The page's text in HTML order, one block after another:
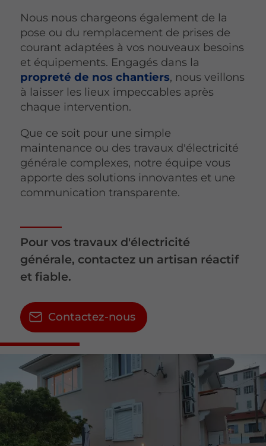
Nous nous chargeons également de la
pose ou du remplacement de prises de
courant adaptées à vos nouveaux besoins
et équipements. Engagés dans la
propreté de nos chantiers, nous veillons
à laisser les lieux impeccables après
chaque intervention.
Que ce soit pour une simple
maintenance ou des travaux d'électricité
générale complexes, notre équipe vous
apporte des solutions innovantes et une
communication transparente.
Pour vos travaux d'électricité
générale, contactez un artisan réactif
et fiable.
Contactez-nous